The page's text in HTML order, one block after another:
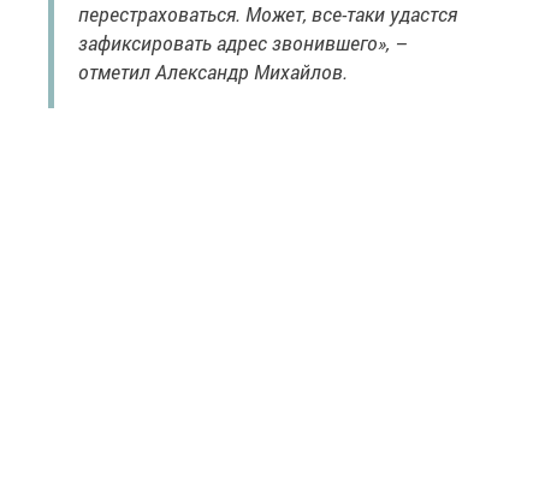
перестраховаться. Может, все-таки удастся
зафиксировать адрес звонившего», –
отметил Александр Михайлов.